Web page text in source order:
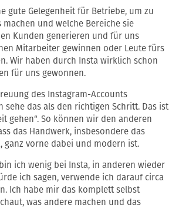
gute Gelegenheit für Betriebe, um zu
machen und welche Bereiche sie
Kunden generieren und für uns
Mitarbeiter gewinnen oder Leute fürs
Wir haben durch Insta wirklich schon
für uns gewonnen.
des Instagram-Accounts
sehe das als den richtigen Schritt. Das ist
gehen“. So können wir den anderen
das Handwerk, insbesondere das
ganz vorne dabei und modern ist.
ich wenig bei Insta, in anderen wieder
ich sagen, verwende ich darauf circa
Ich habe mir das komplett selbst
was andere machen und das